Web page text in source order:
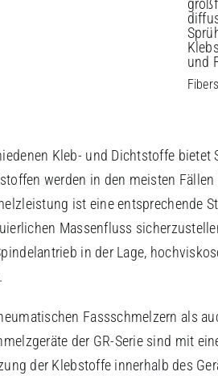
Kleb- und Dichtstoffe bietet
werden in den meisten
ist eine entsprechende
Massenfluss
in der Lage,
Fassschmelzern als
der GR-Serie sind mit
der Klebstoffe innerhalb des